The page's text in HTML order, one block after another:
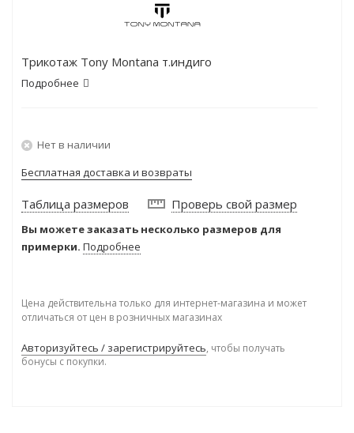
Трикотаж Tony Montana т.индиго
Подробнее
Нет в наличии
Бесплатная доставка и возвраты
Таблица размеров Проверь свой размер
Вы можете заказать несколько размеров для
примерки. Подробнее
Цена действительна только для интернет-магазина и может
отличаться от цен в розничных магазинах
Авторизуйтесь / зарегистрируйтесь, чтобы получать
бонусы с покупки.